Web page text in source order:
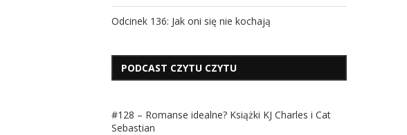
Odcinek 136: Jak oni się nie kochają
PODCAST CZYTU CZYTU
#128 – Romanse idealne? Książki KJ Charles i Cat
Sebastian